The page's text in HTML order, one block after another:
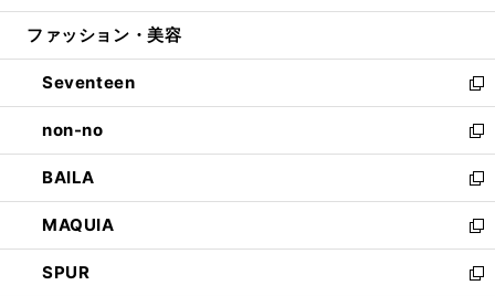
開
ウ
開
く
ン
ウ
で
開
く
ウ
ン
ド
ウ
で
開
く
ファッション・美容
Seventeen
新
し
い
ウ
ィ
ン
ド
ウ
で
non-no
新
し
い
ウ
ィ
ン
ド
BAILA
新
し
い
ウ
ィ
MAQUIA
新
し
い
SPUR
新